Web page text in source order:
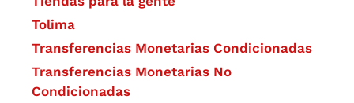
Tolima
Transferencias Monetarias Condicionadas
Transferencias Monetarias No
Condicionadas